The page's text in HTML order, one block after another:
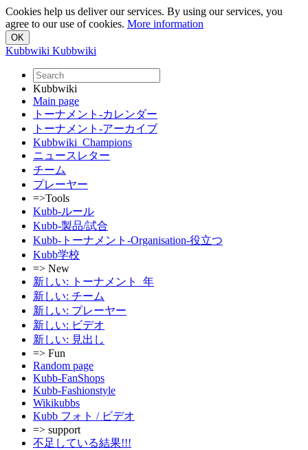
Cookies help us deliver our services. By using our services, you
agree to our use of cookies. More information
Kubbwiki Kubbwiki
Kubbwiki
Main page
トーナメント-カレンダー
トーナメント-アーカイブ
Kubbwiki_Champions
ニュースレター
チーム
プレーヤー
=>Tools
Kubb-ルール
Kubb-製品/試合
Kubb-トーナメント-Organisation-役立つ
Kubb学校
=> New
新しい: トーナメント_年
新しい: チーム
新しい: プレーヤー
新しい: ビデオ
新しい: 見出し
=> Fun
Random page
Kubb-FanShops
Kubb-Fashionstyle
Wikikubbs
Kubb フォト / ビデオ
=> support
不足している結果!!!